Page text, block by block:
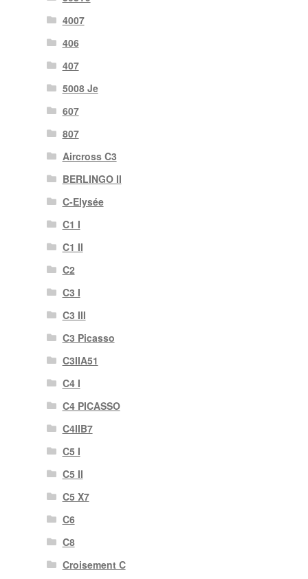
4007
406
407
5008 Je
607
807
Aircross C3
BERLINGO II
C-Elysée
C1 I
C1 II
C2
C3 I
C3 III
C3 Picasso
C3IIA51
C4 I
C4 PICASSO
C4IIB7
C5 I
C5 II
C5 X7
C6
C8
Croisement C